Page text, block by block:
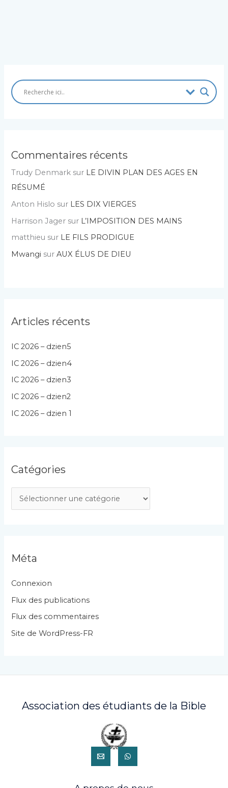
Commentaires récents
Trudy Denmark sur LE DIVIN PLAN DES AGES EN
RÉSUMÉ
Anton Hislo sur LES DIX VIERGES
Harrison Jager sur L’IMPOSITION DES MAINS
matthieu sur LE FILS PRODIGUE
Mwangi surAUX ÉLUS DE DIEU
Articles récents
IC 2026 – dzien5
IC 2026 – dzien4
IC 2026 – dzien3
IC 2026 – dzien2
IC 2026 – dzien 1
Catégories
a
g
r
i
e
Méta
Connexion
Flux des publications
Flux des commentaires
Site de WordPress-FR
Association des étudiants de la Bible